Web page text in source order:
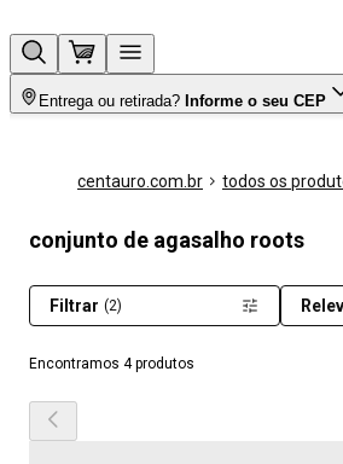
Entrega ou retirada? Informe o seu CEP
centauro.com.br todos os
conjunto de agasalho roots
Encontramos 4 produtos
Filtrar (2)